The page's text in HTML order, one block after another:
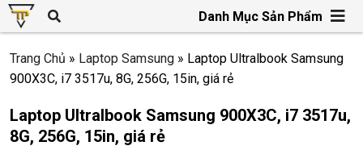
Danh Mục Sản Phẩm
Trang Chủ » Laptop Samsung » Laptop Ultralbook Samsung
900X3C, i7 3517u, 8G, 256G, 15in, giá rẻ
Laptop Ultralbook Samsung 900X3C, i7 3517u,
8G, 256G, 15in, giá rẻ